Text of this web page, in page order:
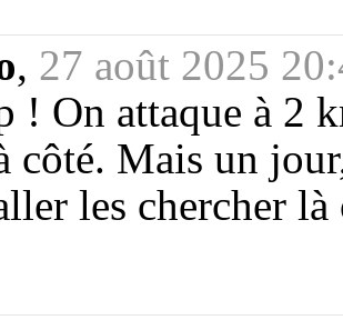
, 27 août 2025
! On attaque à 2
côté. Mais un
les chercher là